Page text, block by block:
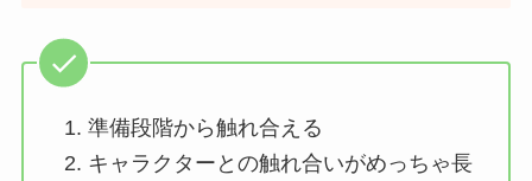
準備段階から触れ合える
キャラクターとの触れ合いがめっちゃ長